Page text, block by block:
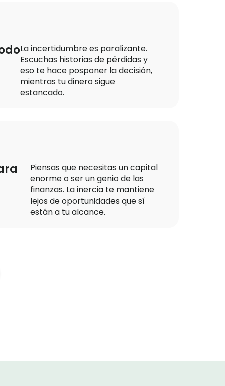
La incertidumbre es paralizante.
Escuchas historias de pérdidas y
eso te hace posponer la decisión,
mientras tu dinero sigue
estancado.
Piensas que necesitas un capital
enorme o ser un genio de las
finanzas. La inercia te mantiene
lejos de oportunidades que sí
están a tu alcance.